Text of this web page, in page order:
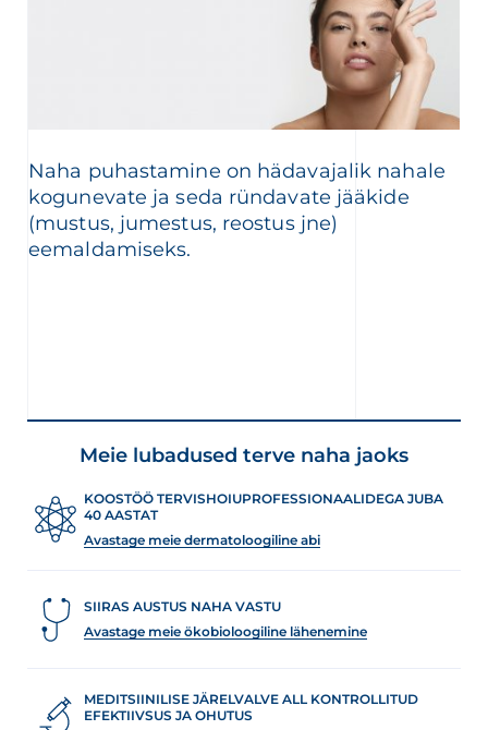
Naha puhastamine on hädavajalik nahale
kogunevate ja seda ründavate jääkide
(mustus, jumestus, reostus jne)
eemaldamiseks.
Meie lubadused terve naha jaoks
KOOSTÖÖ TERVISHOIUPROFESSIONAALIDEGA JUBA
40 AASTAT
Avastage meie dermatoloogiline abi
SIIRAS AUSTUS NAHA VASTU
Avastage meie ökobioloogiline lähenemine
MEDITSIINILISE JÄRELVALVE ALL KONTROLLITUD
EFEKTIIVSUS JA OHUTUS